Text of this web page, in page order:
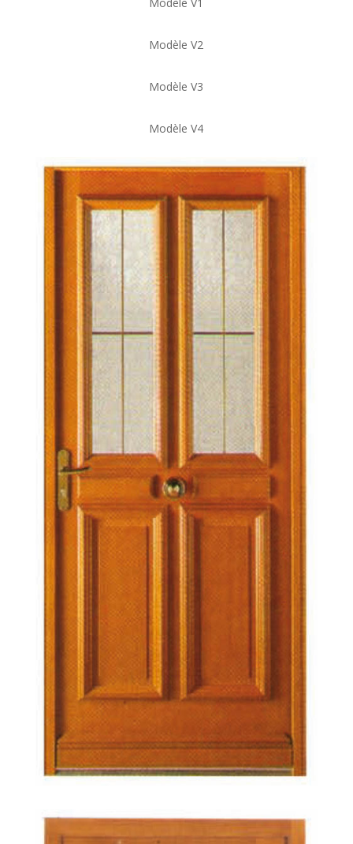
Modèle V2
Modèle V3
Modèle V4